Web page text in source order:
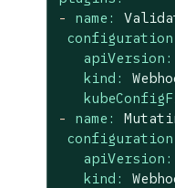
-
name:
apiVersion:
kind:
-
name:
apiVersion:
kind: